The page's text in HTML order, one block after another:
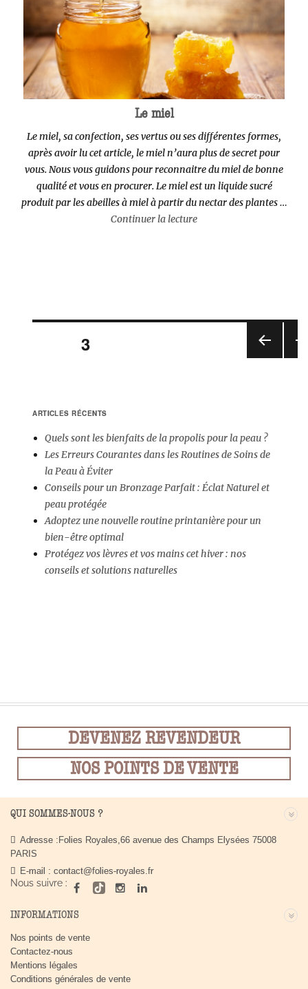
Le miel
Le miel, sa confection, ses vertus ou ses différentes formes,
après avoir lu cet article, le miel n’aura plus de secret pour
vous. Nous vous guidons pour reconnaitre du miel de bonne
qualité et vous en procurer. Le miel est un liquide sucré
produit par les abeilles à miel à partir du nectar des plantes …
Continuer la lecturede « Le miel »
ENT
E
PAGE3
ARTICLES RÉCENTS
Quels sont les bienfaits de la propolis pour la peau ?
Les Erreurs Courantes dans les Routines de Soins de
la Peau à Éviter
Conseils pour un Bronzage Parfait : Éclat Naturel et
peau protégée
Adoptez une nouvelle routine printanière pour un
bien-être optimal
Protégez vos lèvres et vos mains cet hiver : nos
conseils et solutions naturelles
DEVENEZ REVENDEUR
NOS POINTS DE VENTE
QUI SOMMES-NOUS ?
Adresse : Folies Royales,66 avenue des Champs Elysées 75008
PARIS
E-mail : contact@folies-royales.fr
Nous suivre :
INFORMATIONS
Nos points de vente
Contactez-nous
Mentions légales
Conditions générales de vente